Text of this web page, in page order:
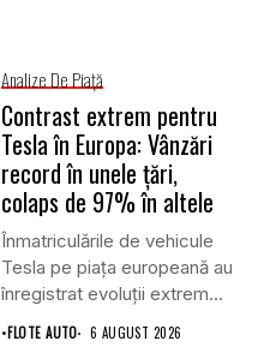
Analize De Piață
Contrast extrem pentru
Tesla în Europa: Vânzări
record în unele țări,
colaps de 97% în altele
Înmatriculările de vehicule
Tesla pe piața europeană au
înregistrat evoluții extrem
de...
•FLOTE AUTO 6 AUGUST 2026